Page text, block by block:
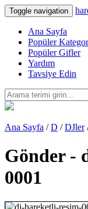
Toggle navigation
Ana Sayfa
Popüler
Popüler Gifler
Yardım
Tavsiye Edin
Ana Sayfa /D /DJler
Gönder -
0001